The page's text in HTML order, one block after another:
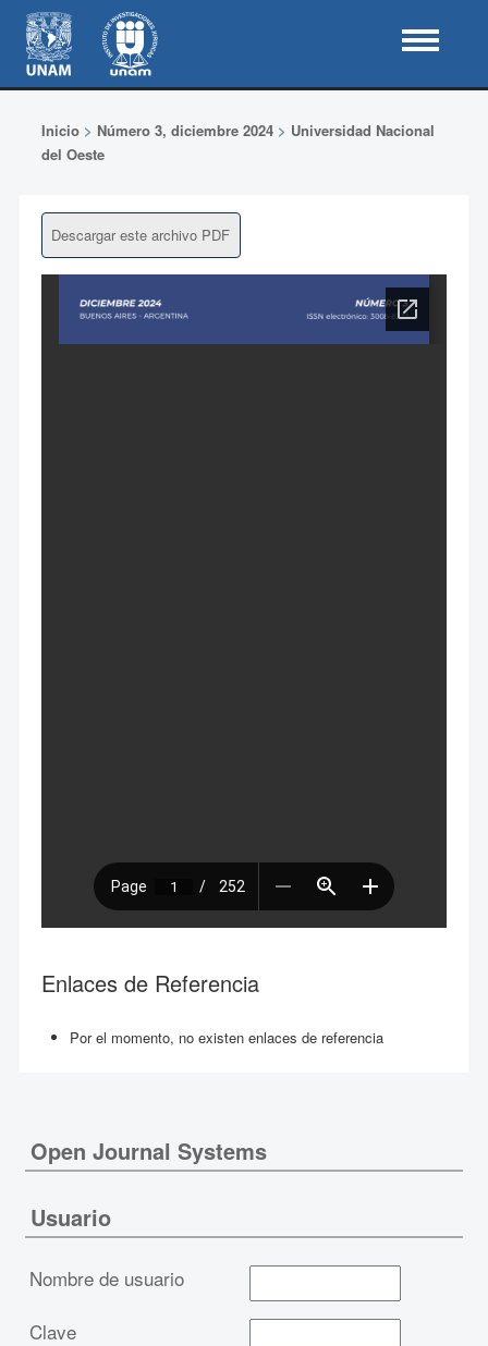
Inicio> Número 3, diciembre 2024> Universidad Nacional
del Oeste
Descargar este archivo PDF
Enlaces de Referencia
Por el momento, no existen enlaces de referencia
Open Journal Systems
Usuario
Nombre de usuario
Clave